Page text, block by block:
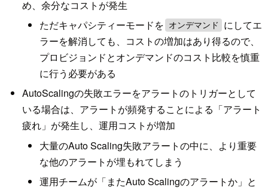
め、余分なコストが発生
ただキャパシティーモードを
オンデマンド
にしてエ
ラーを解消しても、コストの増加はあり得るので、
プロビジョンドとオンデマンドのコスト比較を慎重
に行う必要がある
AutoScalingの失敗エラーをアラートのトリガーとして
いる場合は、アラートが頻発することによる「アラート
疲れ」が発生し、運用コストが増加
大量のAuto Scaling失敗アラートの中に、より重要
な他のアラートが埋もれてしまう
運用チームが「またAuto Scalingのアラートか」と